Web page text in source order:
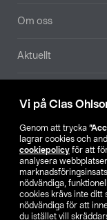
Vi på Clas
Genom att trycka
lagrar cookies och
cookiepolicy för att
analysera
nödvändiga,
cookies krävs inte ditt
nödvändiga för att
du istället vill
Om oss
Aktuellt